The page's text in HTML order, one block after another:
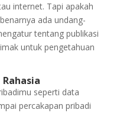
internet. Tapi apakah
ada undang-
tentang publikasi
untuk pengetahuan
seperti data
percakapan pribadi